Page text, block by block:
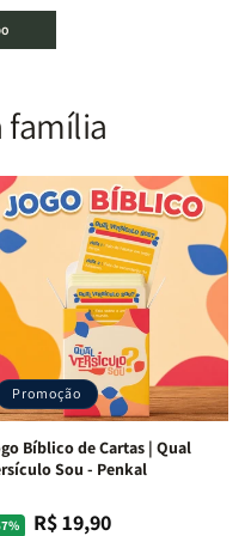
Bíblia
PPM
|
|
Full
Color
Capa
Dura
Harpa
|
-
Cruz
Laranja
|
Full
Color
|
Capa
Dura
Harpa
|
-
Cruz
Laranja
família
Promoção
Bíblico de Cartas | Qual
Sou - Penkal
R$ 19,90